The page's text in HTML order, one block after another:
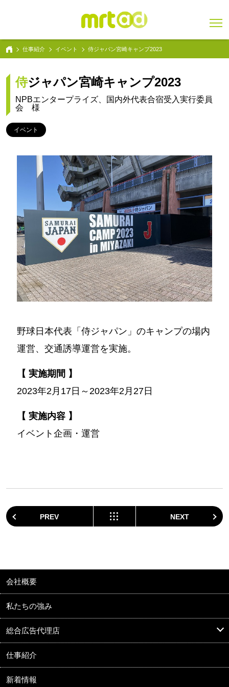
仕事紹介 イベント 侍ジャパン宮崎キャンプ2023
侍ジャパン宮崎キャンプ2023
NPBエンタープライズ、国内外代表合宿受入実行委員
会 様
イベント
野球日本代表「侍ジャパン」のキャンプの場内
運営、交通誘導運営を実施。
【 実施期間 】
2023年2月17日～2023年2月27日
【 実施内容 】
イベント企画・運営
PREV NEXT
会社概要
私たちの強み
総合広告代理店
仕事紹介
新着情報